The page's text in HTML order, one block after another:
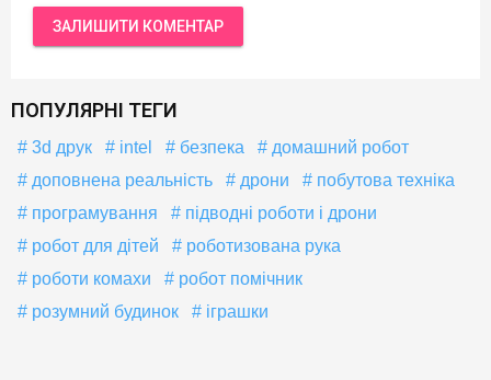
ПОПУЛЯРНІ ТЕГИ
3d друк intel безпека
домашний робот
доповнена реальність
дрони
побутова техніка
програмування
підводні роботи і дрони
робот для дітей
роботизована рука
роботи комахи
робот помічник
розумний будинок
іграшки